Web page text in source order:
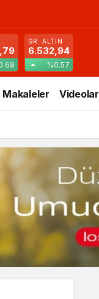
GR. ALTIN
6.532,94
%0.57
Makaleler Videolar